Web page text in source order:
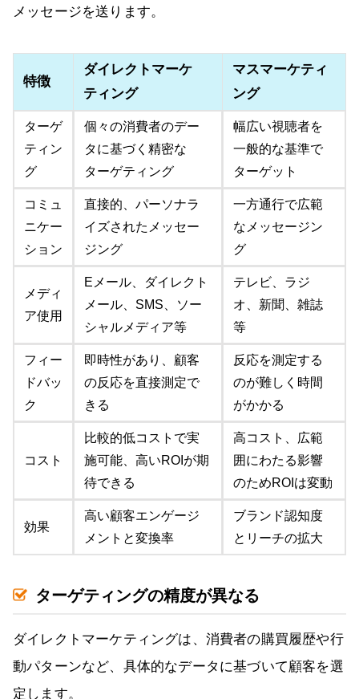
メッセージを送ります。
特徴
ダイレクトマーケ
ティング
マスマーケティ
ング
ターゲ
ティン
グ
個々の消費者のデー
タに基づく精密な
ターゲティング
幅広い視聴者を
一般的な基準で
ターゲット
コミュ
ニケー
ション
直接的、パーソナラ
イズされたメッセー
ジング
一方通行で広範
なメッセージン
グ
メディ
ア使用
Eメール、ダイレクト
メール、SMS、ソー
シャルメディア等
テレビ、ラジ
オ、新聞、雑誌
等
フィー
ドバッ
ク
即時性があり、顧客
の反応を直接測定で
きる
反応を測定する
のが難しく時間
がかかる
コスト
比較的低コストで実
施可能、高いROIが期
待できる
高コスト、広範
囲にわたる影響
のためROIは変動
効果
高い顧客エンゲージ
メントと変換率
ブランド認知度
とリーチの拡大
ターゲティングの精度が異なる
ダイレクトマーケティングは、消費者の購買履歴や行
動パターンなど、具体的なデータに基づいて顧客を選
定します。